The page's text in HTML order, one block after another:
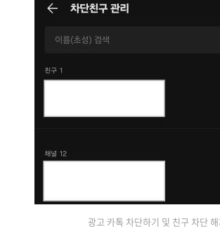
광고 카톡 차단하기 및 친구 차단